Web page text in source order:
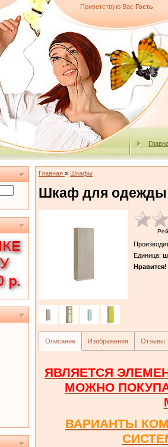
Приветствую Вас Гость
Главная » Шкафы
Шкаф для одежды
Единица:
Нравится!
Описание Изображения Отзывы
ЯВЛЯЕТСЯ
МОЖНО
ВАРИАНТЫ